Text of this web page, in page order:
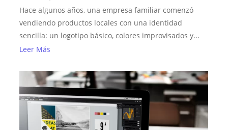
Hace algunos años, una empresa familiar comenzó
vendiendo productos locales con una identidad
sencilla: un logotipo básico, colores improvisados y...
Leer Más